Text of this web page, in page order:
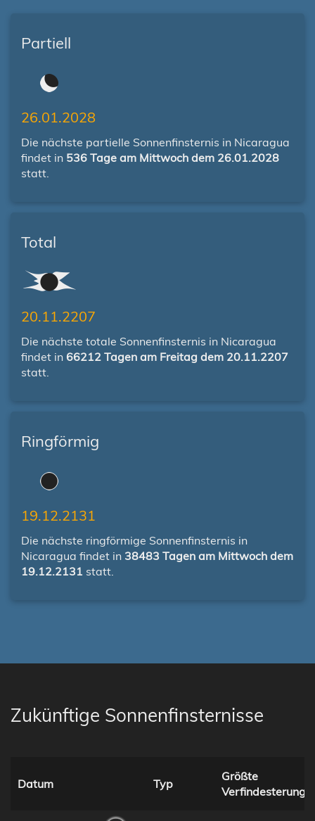
Partiell
26.01.2028
Die nächste partielle Sonnenfinsternis in Nicaragua
findet in 536 Tage am Mittwoch dem 26.01.2028
statt.
Total
20.11.2207
Die nächste totale Sonnenfinsternis in Nicaragua
findet in 66212 Tagen am Freitag dem 20.11.2207
statt.
Ringförmig
19.12.2131
Die nächste ringförmige Sonnenfinsternis in
Nicaragua findet in 38483 Tagen am Mittwoch dem
19.12.2131 statt.
Zukünftige Sonnenfinsternisse
Datum Typ
Größte
Verfindesterung